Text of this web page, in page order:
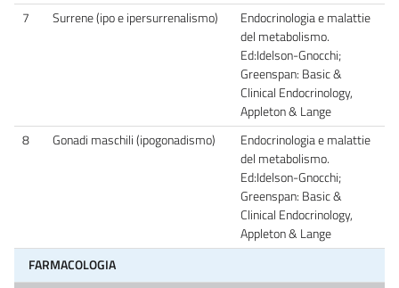
7
Surrene (ipo e ipersurrenalismo)
Endocrinologia e malattie
del metabolismo.
Ed:Idelson-Gnocchi;
Greenspan: Basic &
Clinical Endocrinology,
Appleton & Lange
8
Gonadi maschili (ipogonadismo)
Endocrinologia e malattie
del metabolismo.
Ed:Idelson-Gnocchi;
Greenspan: Basic &
Clinical Endocrinology,
Appleton & Lange
FARMACOLOGIA